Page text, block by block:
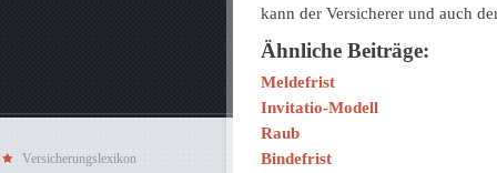
Versicherungslexikon
kann der Versicherer und auch
Ähnliche Beiträge:
Meldefrist
Invitatio-Modell
Raub
Bindefrist